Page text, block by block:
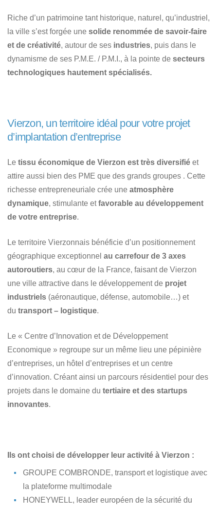
Riche d’un patrimoine tant historique, naturel, qu’industriel,
la ville s’est forgée une solide renommée de savoir-faire
et de créativité, autour de ses industries, puis dans le
dynamisme de ses P.M.E. / P.M.I., à la pointe de secteurs
technologiques hautement spécialisés.
Vierzon, un territoire idéal pour votre projet
d’implantation d’entreprise
Le tissu économique de Vierzon est très diversifié et
attire aussi bien des PME que des grands groupes . Cette
richesse entrepreneuriale crée une atmosphère
dynamique, stimulante etfavorable au développement
de votre entreprise.
Le territoire Vierzonnais bénéficie d’un positionnement
géographique exceptionnel au carrefour de 3 axes
autoroutiers, au cœur de la France, faisant de Vierzon
une ville attractive dans le développement de projet
industriels (aéronautique, défense, automobile…) et
du transport – logistique.
Le « Centre d’Innovation et de Développement
Economique » regroupe sur un même lieu une pépinière
d’entreprises, un hôtel d’entreprises et un centre
d’innovation. Créant ainsi un parcours résidentiel pour des
projets dans le domaine du tertiaire et des startups
innovantes.
Ils ont choisi de développer leur activité à Vierzon :
GROUPE COMBRONDE, transport et logistique avec
la plateforme multimodale
HONEYWELL, leader européen de la sécurité du